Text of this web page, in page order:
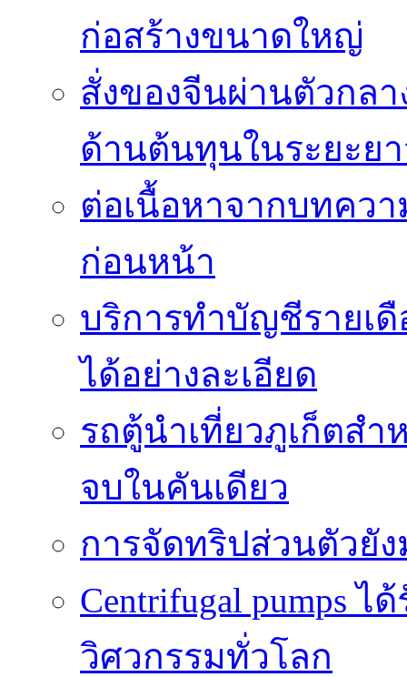
ก่อสร้างขนาดใหญ่
สั่งของจีนผ่านตัวกลา
ด้านต้นทุนในระยะย
ต่อเนื้อหาจากบทคว
ก่อนหน้า
บริการทำบัญชีรายเ
ได้อย่างละเอียด
รถตู้นำเที่ยวภูเก็ตสำ
จบในคันเดียว
การจัดทริปส่วนตัวยั
Centrifugal pumps
วิศวกรรมทั่วโลก